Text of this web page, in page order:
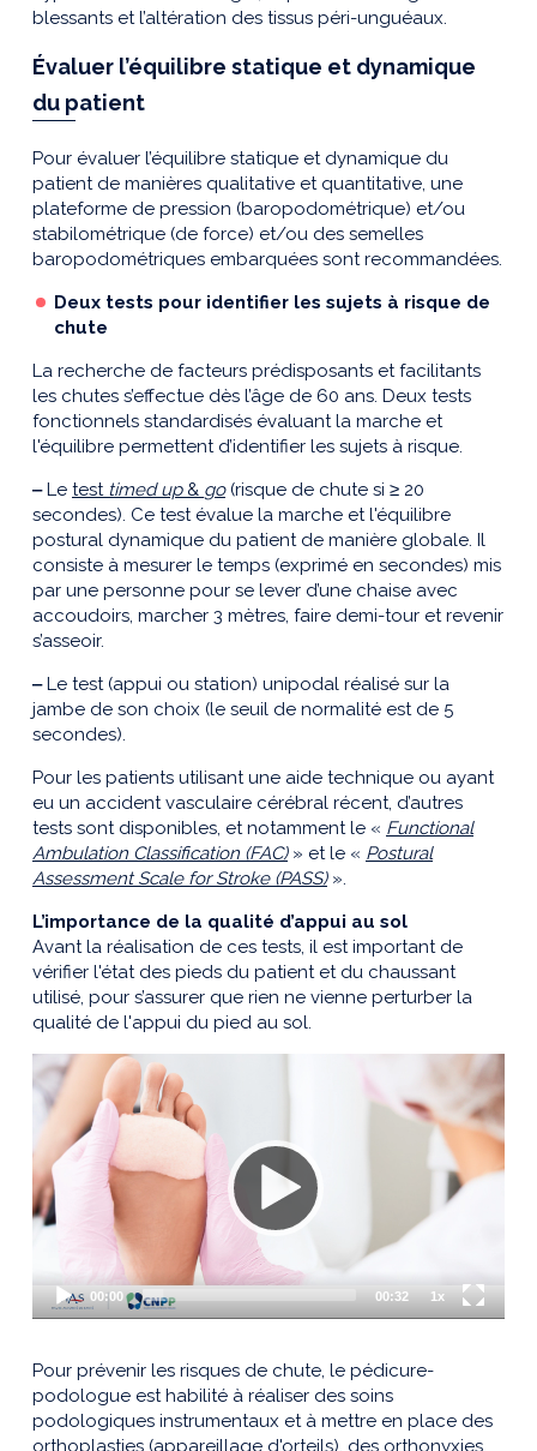
blessants et l’altération des tissus péri-unguéaux.
Évaluer l’équilibre statique et dynamique
du patient
Pour évaluer l’équilibre statique et dynamique du
patient de manières qualitative et quantitative, une
plateforme de pression (baropodométrique) et/ou
stabilométrique (de force) et/ou des semelles
baropodométriques embarquées sont recommandées.
Deux tests pour identifier les sujets à risque de
chute
La recherche de facteurs prédisposants et facilitants
les chutes s’effectue dès l’âge de 60 ans. Deux tests
fonctionnels standardisés évaluant la marche et
l'équilibre permettent d’identifier les sujets à risque.
‒ Le test timed up & go(risque de chute si ≥ 20
secondes). Ce test évalue la marche et l'équilibre
postural dynamique du patient de manière globale. Il
consiste à mesurer le temps (exprimé en secondes) mis
par une personne pour se lever d’une chaise avec
accoudoirs, marcher 3 mètres, faire demi-tour et revenir
s’asseoir.
‒ Le test (appui ou station) unipodal réalisé sur la
jambe de son choix (le seuil de normalité est de 5
secondes).
Pour les patients utilisant une aide technique ou ayant
eu un accident vasculaire cérébral récent, d’autres
tests sont disponibles, et notamment le « Functional
Ambulation Classification (FAC)» et le « Postural
Assessment Scale for Stroke (PASS)».
L’importance de la qualité d’appui au sol
Avant la réalisation de ces tests, il est important de
vérifier l'état des pieds du patient et du chaussant
utilisé, pour s’assurer que rien ne vienne perturber la
qualité de l'appui du pied au sol.
e
e
u
r
V
é
00:00 00:32 1x
Pour prévenir les risques de chute, le pédicure-
podologue est habilité à réaliser des soins
podologiques instrumentaux et à mettre en place des
orthoplasties (appareillage d'orteils), des orthonyxies